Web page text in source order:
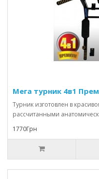
Мега турник 4в1
Турник изготовлен в
рассчитанными
1770Грн